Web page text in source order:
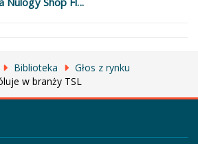
Biblioteka
Głos z rynku
w branży TSL